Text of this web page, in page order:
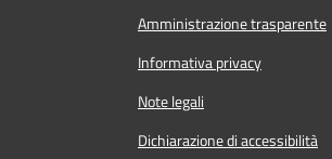
Amministrazione trasparente
Informativa privacy
Note legali
Dichiarazione di accessibilità